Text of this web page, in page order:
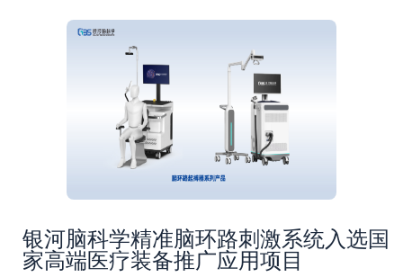
银河脑科学精准脑环路刺激系统入选国
家高端医疗装备推广应用项目